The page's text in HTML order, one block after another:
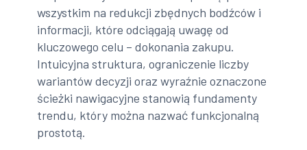
wszystkim na redukcji zbędnych bodźców i
informacji, które odciągają uwagę od
kluczowego celu – dokonania zakupu.
Intuicyjna struktura, ograniczenie liczby
wariantów decyzji oraz wyraźnie oznaczone
ścieżki nawigacyjne stanowią fundamenty
trendu, który można nazwać funkcjonalną
prostotą.